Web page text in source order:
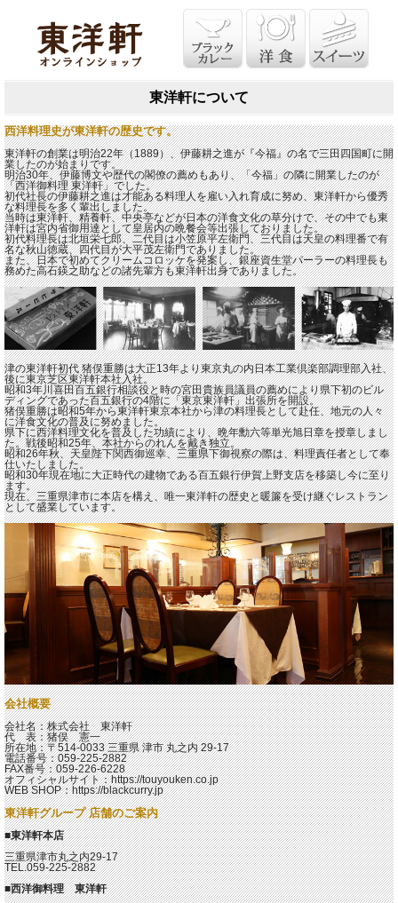
東洋軒について
西洋料理史が東洋軒の歴史です。
東洋軒の創業は明治22年（1889）、伊藤耕之進が『今福』の名で三田四国町に開
業したのが始まりです。
明治30年、伊藤博文や歴代の閣僚の薦めもあり、「今福」の隣に開業したのが
「西洋御料理 東洋軒」でした。
初代社長の伊藤耕之進は才能ある料理人を雇い入れ育成に努め、東洋軒から優秀
な料理長を多く輩出しました。
当時は東洋軒、精養軒、中央亭などが日本の洋食文化の草分けで、その中でも東
洋軒は宮内省御用達として皇居内の晩餐会等出張しておりました。
初代料理長は北垣栄七郎、二代目は小笠原平左衛門、三代目は天皇の料理番で有
名な秋山徳蔵、四代目が大平茂左衛門でありました。
また、日本で初めてクリームコロッケを発案し、銀座資生堂パーラーの料理長も
務めた高石鍈之助などの諸先輩方も東洋軒出身でありました。
津の東洋軒初代 猪俣重勝は大正13年より東京丸の内日本工業倶楽部調理部入社、
後に東京芝区東洋軒本社入社。
昭和3年川喜田百五銀行相談役と時の宮田貴族員議員の薦めにより県下初のビル
ディングであった百五銀行の4階に「東京東洋軒」出張所を開設。
猪俣重勝は昭和5年から東洋軒東京本社から津の料理長として赴任、地元の人々
に洋食文化の普及に努めました。
県下に西洋料理文化を普及した功績により、晩年勳六等単光旭日章を授章しまし
た。戦後昭和25年、本社からのれんを戴き独立。
昭和26年秋、天皇陛下関西御巡幸、三重県下御視察の際は、料理責任者として奉
仕いたしました。
昭和30年現在地に大正時代の建物である百五銀行伊賀上野支店を移築し今に至り
ます。
現在、三重県津市に本店を構え、唯一東洋軒の歴史と暖簾を受け継ぐレストラン
として盛業しています。
会社概要
会社名：株式会社 東洋軒
代 表：猪俣 憲一
所在地：〒514-0033 三重県 津市 丸之内 29-17
電話番号：059-225-2882
FAX番号：059-226-6228
オフィシャルサイト：https://touyouken.co.jp
WEB SHOP：https://blackcurry.jp
東洋軒グループ 店舗のご案内
■東洋軒本店
三重県津市丸之内29-17
TEL.059-225-2882
■西洋御料理 東洋軒